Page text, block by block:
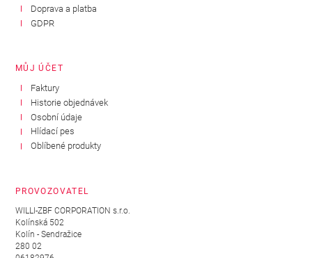
Doprava a platba
GDPR
MŮJ ÚČET
Faktury
Historie objednávek
Osobní údaje
Hlídací pes
Oblíbené produkty
PROVOZOVATEL
WILLI-ZBF CORPORATION s.r.o.
Kolínská 502
Kolín - Sendražice
280 02